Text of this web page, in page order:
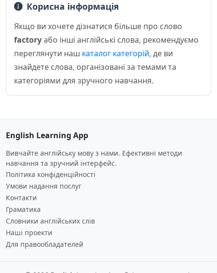
Корисна інформація
Якщо ви хочете дізнатися більше про слово
factoryабо інші англійські слова, рекомендуємо
переглянути наш каталог категорій, де ви
знайдете слова, організовані за темами та
категоріями для зручного навчання.
English Learning App
Вивчайте англійську мову з нами. Ефективні методи
навчання та зручний інтерфейс.
Політика конфіденційності
Умови надання послуг
Контакти
Граматика
Словники англійських слів
Наші проекти
Для правообладателей